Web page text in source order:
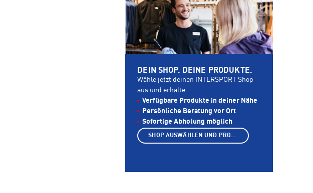
DEIN SHOP. DEINE PRODUKTE.
Wähle jetzt deinen INTERSPORT Shop
aus und erhalte:
Verfügbare Produkte in deiner Nähe
Persönliche Beratung vor Ort
Sofortige Abholung möglich
SHOP AUSWÄHLEN UND PRODUKTE ANZEIGEN